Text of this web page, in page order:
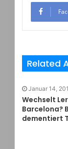
Related
Januar 14,
Wechselt
Barcelona?
dementiert